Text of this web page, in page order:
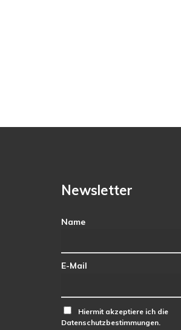
Newsletter
Name
E-Mail
Hiermit akzeptiere ich die
Datenschutzbestimmungen.